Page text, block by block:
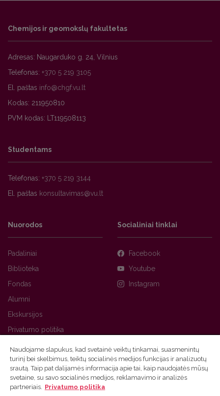
Chemijos ir geomokslų fakultetas
Adresas: Naugarduko g. 24, Vilnius
Telefonas: +370 5 219 3105
El. paštas
Kodas: 211950810
PVM kodas: LT119508113
Studentams
Telefonas: +370 5 219 3144
El. paštas
Nuorodos
Padaliniai
Biblioteka
Fondas
Alumni
Ekskursijos
Privatumo politika
Socialiniai tinklai
Facebook
Youtube
Instagram
Naudojame slapukus, kad svetainė veiktų tinkamai, suasmenintų
turinį bei skelbimus, teiktų socialinės medijos funkcijas ir analizuotų
srautą. Taip pat dalijamės informacija apie tai, kaip naudojatės mūsų
svetaine, su savo socialinės medijos, reklamavimo ir analizės
partneriais. Privatumo politika